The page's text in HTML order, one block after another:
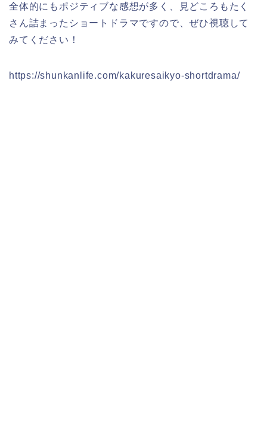
全体的にもポジティブな感想が多く、見どころもたく
さん詰まったショートドラマですので、ぜひ視聴して
みてください！
https://shunkanlife.com/kakuresaikyo-shortdrama/